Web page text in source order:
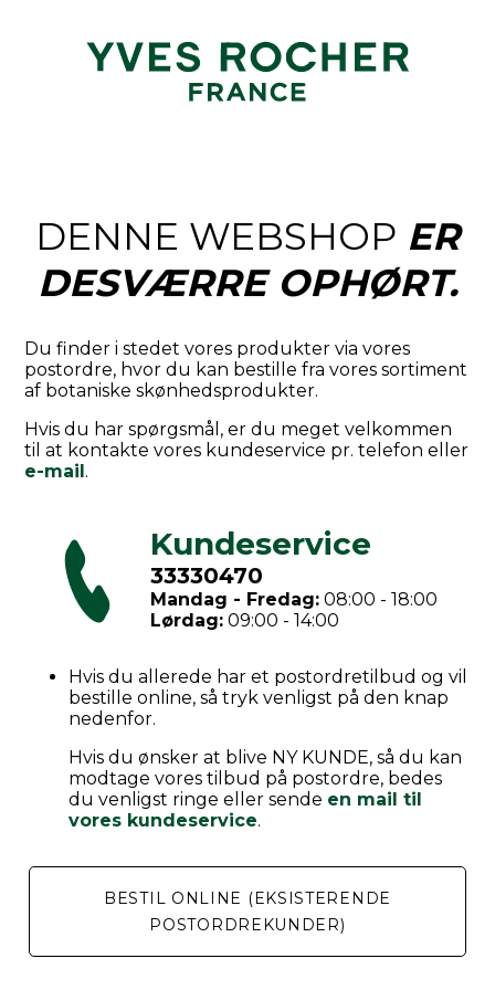
DENNE WEBSHOP ER
DESVÆRRE OPHØRT.
Du finder i stedet vores produkter via vores
postordre, hvor du kan bestille fra vores sortiment
af botaniske skønhedsprodukter.
Hvis du har spørgsmål, er du meget velkommen
til at kontakte vores kundeservice pr. telefon eller
e-mail.
Kundeservice
33330470
Mandag - Fredag:08:00 - 18:00
Lørdag:09:00 - 14:00
Hvis du allerede har et postordretilbud og vil
bestille online, så tryk venligst på den knap
nedenfor.
Hvis du ønsker at blive NY KUNDE, så du kan
modtage vores tilbud på postordre, bedes
du venligst ringe eller sende en mail til
vores kundeservice.
BESTIL ONLINE (EKSISTERENDE
POSTORDREKUNDER)